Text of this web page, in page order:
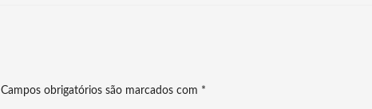
Campos obrigatórios são marcados com *